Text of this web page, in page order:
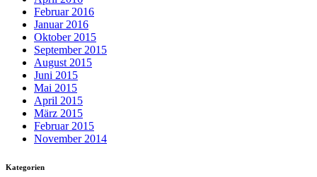
Februar 2016
Januar 2016
Oktober 2015
September 2015
August 2015
Juni 2015
Mai 2015
April 2015
März 2015
Februar 2015
November 2014
Kategorien